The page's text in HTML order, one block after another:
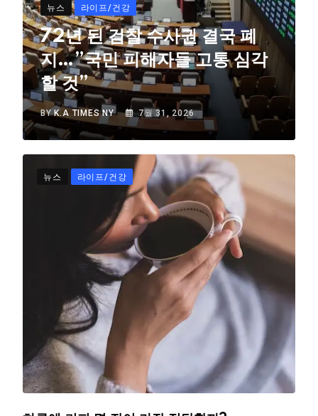
뉴스 라이프/건강
72년 된 검찰 수사권 결국 폐
지…”국민 피해자들 고통 심각
할 것”
BYK.A TIMES NY 7월 31, 2026
뉴스 라이프/건강